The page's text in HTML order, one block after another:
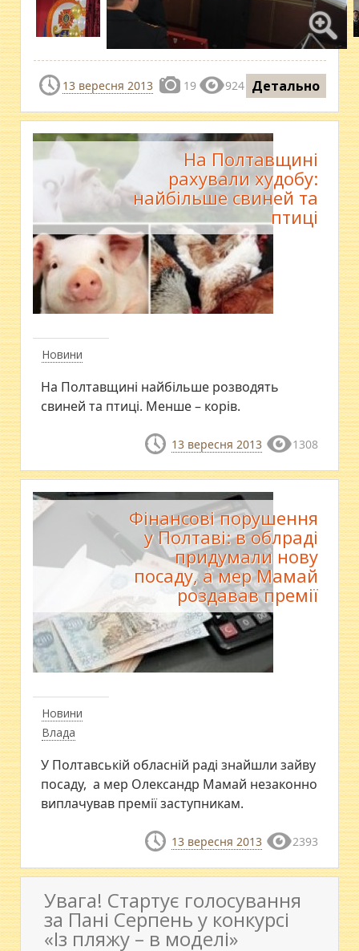
13 вересня 2013 19 924 Детально
Новини
На Полтавщині
рахували худобу:
найбільше свиней та
птиці
На Полтавщині найбільше розводять
свиней та птиці. Менше – корів.
13 вересня 2013 1308
Новини
Влада
Фінансові порушення
у Полтаві: в облраді
придумали нову
посаду, а мер Мамай
роздавав премії
У Полтавській обласній раді знайшли зайву
посаду, а мер Олександр Мамай незаконно
виплачував премії заступникам.
13 вересня 2013 2393
Увага! Стартує голосування
за Пані Серпень у конкурсі
«Із пляжу – в моделі»